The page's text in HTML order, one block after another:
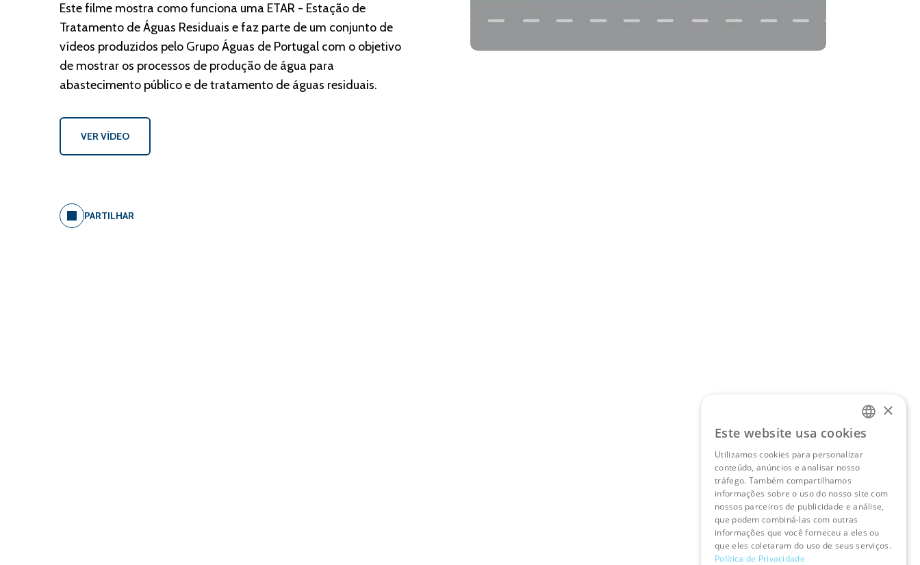
Este filme mostra como funciona uma ETAR - Estação de
Tratamento de Águas Residuais e faz parte de um conjunto de
vídeos produzidos pelo Grupo Águas de Portugal com o objetivo
de mostrar os processos de produção de água para
abastecimento público e de tratamento de águas residuais.
VER VÍDEO
PARTILHAR
PORTUGUESE
ENGLISH
×
Este website usa cookies
Utilizamos cookies para personalizar
conteúdo, anúncios e analisar nosso
tráfego. Também compartilhamos
informações sobre o uso do nosso site com
nossos parceiros de publicidade e análise,
que podem combiná-las com outras
informações que você forneceu a eles ou
que eles coletaram do uso de seus serviços.
Política de Privacidade